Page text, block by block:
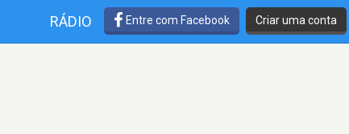
RÁDIO Entre com Facebook Criar uma conta